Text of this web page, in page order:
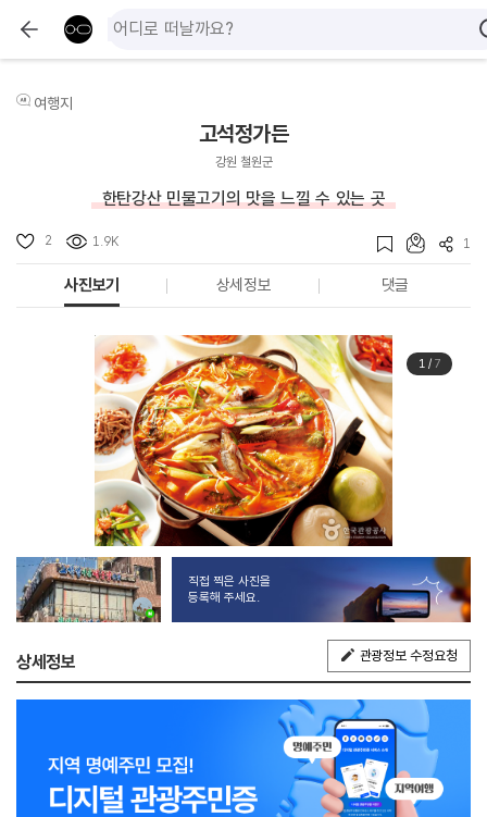
여행지
고석정가든
강원 철원군
한탄강산 민물고기의 맛을 느낄 수 있는 곳
2 1.9K 1
사진보기 상세정보 댓글
1/ 7
직접 찍은 사진을
등록해 주세요.
상세정보 관광정보 수정요청